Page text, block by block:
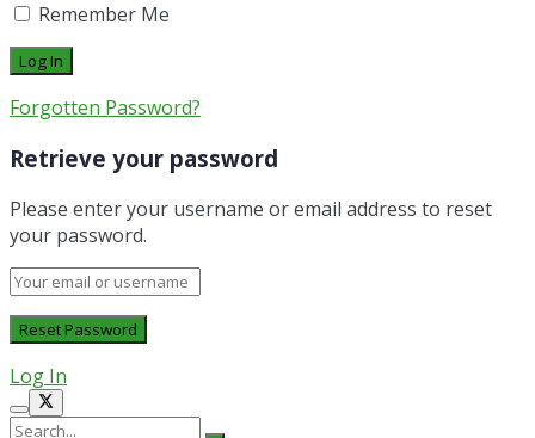
Remember Me
Forgotten Password?
Retrieve your password
Please enter your username or email address to reset
your password.
Log In